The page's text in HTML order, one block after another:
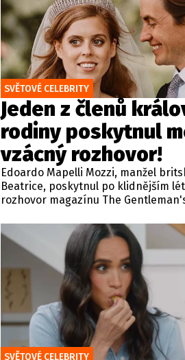
SVĚTOVÉ CELEBRITY
Jeden z členů
rodiny poskytnul
vzácný rozhovor!
Edoardo Mapelli Mozzi, manžel
Beatrice, poskytnul po klidnějším
rozhovor magazínu The
osobní hodnoty odkryl své
rituály i pohled na rodinný život.
SVĚTOVÉ CELEBRITY